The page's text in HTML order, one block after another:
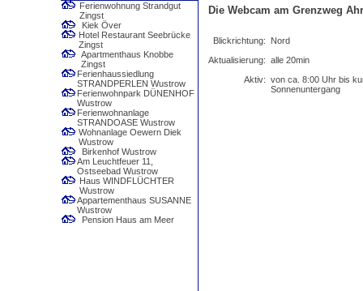
Ferienwohnung Strandgut
Zingst
Kiek Över
Hotel Restaurant Seebrücke
Zingst
Apartmenthaus Knobbe
Zingst
Ferienhaussiedlung
STRANDPERLEN Wustrow
Ferienwohnpark DÜNENHOF
Wustrow
Ferienwohnanlage
STRANDOASE Wustrow
Wohnanlage Oewern Diek
Wustrow
Birkenhof Wustrow
Am Leuchtfeuer 11,
Ostseebad Wustrow
Haus WINDFLÜCHTER
Wustrow
Appartementhaus SUSANNE
Wustrow
Pension Haus am Meer
Die Webcam am Grenzweg
Blickrichtung:
Aktualisierung:
Aktiv:
Nord
alle 20min
von ca. 8:00 Uhr bis
Sonnenuntergang